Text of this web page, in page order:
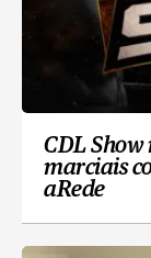
CDL Show
marciais
aRede